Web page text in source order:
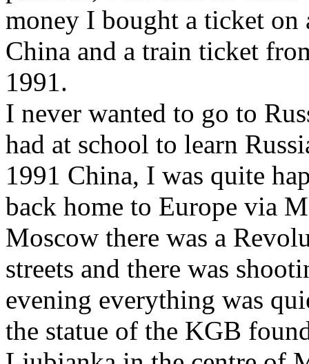
money I bought a ticket
China and a train ticket
1991.
I never wanted to go to
had at school to learn
1991 China, I was quite
back home to Europe via
Moscow there was a
streets and there was
evening everything was
the statue of the KGB